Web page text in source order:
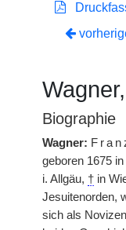
Biographie
Wagner:
geboren 1675
i. Allgäu, † in
Jesuitenorden,
sich als